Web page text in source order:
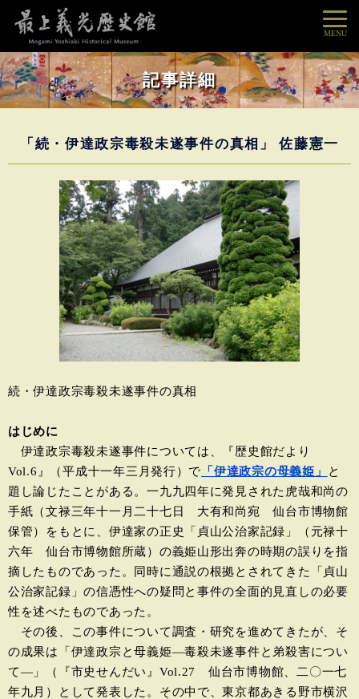
記事詳細
MENU
「続・伊達政宗毒殺未遂事件の真相」 佐藤憲一
続・伊達政宗毒殺未遂事件の真相
はじめに
伊達政宗毒殺未遂事件については、『歴史館だより
Vol.6』（平成十一年三月発行）で 「伊達政宗の母義姫」
と
題し論じたことがある。一九九四年に発見された虎哉和尚の
手紙（文禄三年十一月二十七日 大有和尚宛 仙台市博物館
保管）をもとに、伊達家の正史「貞山公治家記録」（元禄十
六年 仙台市博物館所蔵）の義姫山形出奔の時期の誤りを指
摘したものであった。同時に通説の根拠とされてきた「貞山
公治家記録」の信憑性への疑問と事件の全面的見直しの必要
性を述べたものであった。
その後、この事件について調査・研究を進めてきたが、そ
の成果は「伊達政宗と母義姫―毒殺未遂事件と弟殺害につい
て―」（『市史せんだい』Vol.27 仙台市博物館、二〇一七
年九月）として発表した。その中で、東京都あきる野市横沢